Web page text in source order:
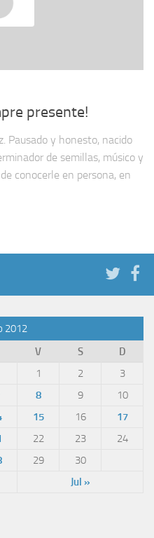
presente!
Pausado y honesto, nacido
de semillas, músico y
conocerle en persona, en
2012
V S D
Jul »
1 2
3
8 9
10
15 16
17
22 23
24
29 30